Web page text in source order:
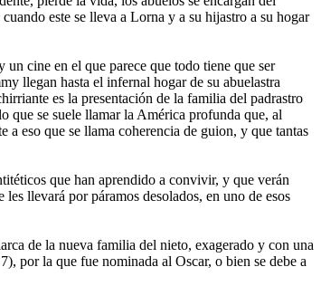
este se lleva a Lorna y a su hijastro a su hogar
cine en el que parece que todo tiene que ser
llegan hasta el infernal hogar de su abuelastra
es la presentación de la familia del padrastro
que se suele llamar la América profunda que, al
a eso que se llama coherencia de guion, y que tantas
que han aprendido a convivir, y que verán
llevará por páramos desolados, en uno de esos
de la nueva familia del nieto, exagerado y con una
por la que fue nominada al Oscar, o bien se debe a